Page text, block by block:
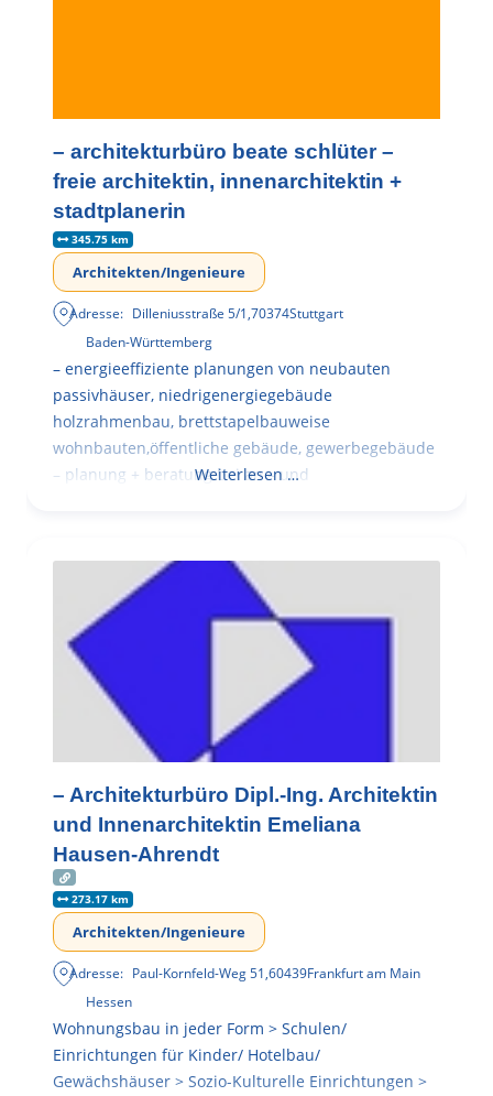
– architekturbüro beate schlüter –
freie architektin, innenarchitektin +
stadtplanerin
345.75 km
Architekten/Ingenieure
Adresse: Dilleniusstraße 5/1,70374Stuttgart
Baden-Württemberg
– energieeffiziente planungen von neubauten
passivhäuser, niedrigenergiegebäude
holzrahmenbau, brettstapelbauweise
wohnbauten,öffentliche gebäude, gewerbegebäude
– planung + beratung bei an – und
Weiterlesen …
– Architekturbüro Dipl.-Ing. Architektin
und Innenarchitektin Emeliana
Hausen-Ahrendt
273.17 km
Architekten/Ingenieure
Adresse: Paul-Kornfeld-Weg 51,60439Frankfurt am Main
Hessen
Wohnungsbau in jeder Form > Schulen/
Einrichtungen für Kinder/ Hotelbau/
Gewächshäuser > Sozio-Kulturelle Einrichtungen >